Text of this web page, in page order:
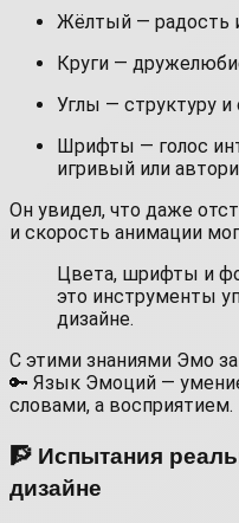
Жёлтый — радость
Круги —
Углы — структуру и
Шрифты — голос
игривый или
Он увидел, что даже
и скорость анимации
Цвета, шрифты и
это инструменты
дизайне.
С этими знаниями Эмо
🔑 Язык Эмоций —
словами, а восприятием.
🧗 Испытания
дизайне